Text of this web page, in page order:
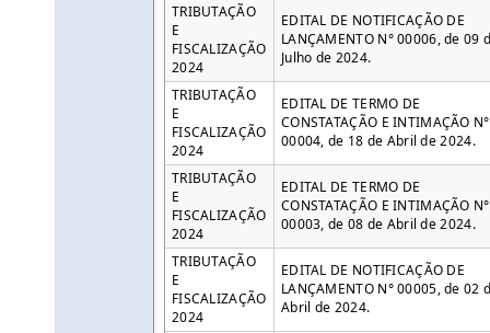
TRIBUTAÇÃO
E
FISCALIZAÇÃO
2024
EDITAL DE NOTIFICAÇÃO DE
LANÇAMENTO N° 00006, de 09
Julho de 2024.
TRIBUTAÇÃO
E
FISCALIZAÇÃO
2024
EDITAL DE TERMO DE
CONSTATAÇÃO E INTIMAÇÃO N°
00004, de 18 de Abril de 2024.
TRIBUTAÇÃO
E
FISCALIZAÇÃO
2024
EDITAL DE TERMO DE
CONSTATAÇÃO E INTIMAÇÃO N°
00003, de 08 de Abril de 2024.
TRIBUTAÇÃO
E
FISCALIZAÇÃO
2024
EDITAL DE NOTIFICAÇÃO DE
LANÇAMENTO N° 00005, de 02
Abril de 2024.